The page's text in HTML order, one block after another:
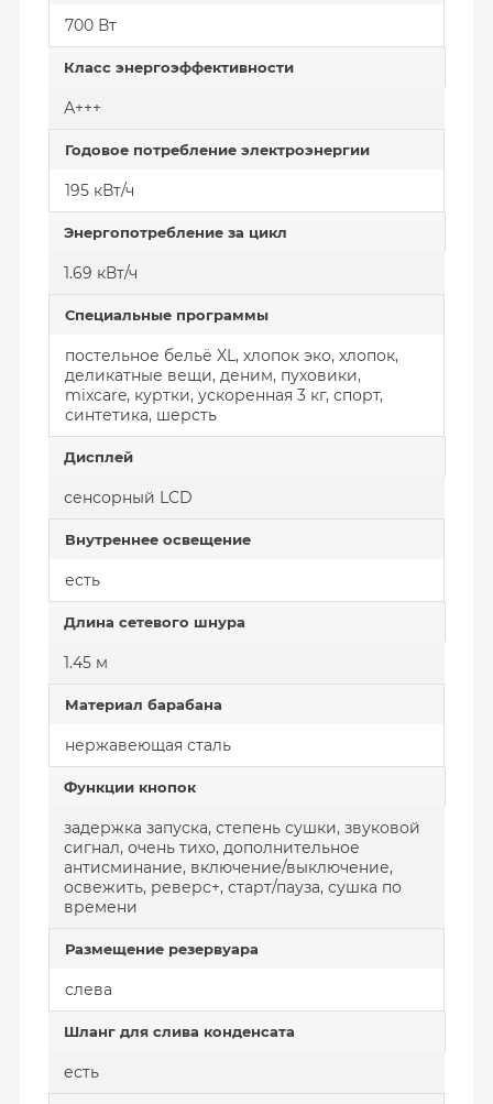
700 Вт
Класс энергоэффективности
А+++
Годовое потребление электроэнергии
195 кВт/ч
Энергопотребление за цикл
1.69 кВт/ч
Специальные программы
постельное бельё XL, хлопок эко, хлопок,
деликатные вещи, деним, пуховики,
mixcare, куртки, ускоренная 3 кг, спорт,
синтетика, шерсть
Дисплей
сенсорный LCD
Внутреннее освещение
есть
Длина сетевого шнура
1.45 м
Материал барабана
нержавеющая сталь
Функции кнопок
задержка запуска, степень сушки, звуковой
сигнал, очень тихо, дополнительное
антисминание, включение/выключение,
освежить, реверс+, старт/пауза, сушка по
времени
Размещение резервуара
слева
Шланг для слива конденсата
есть